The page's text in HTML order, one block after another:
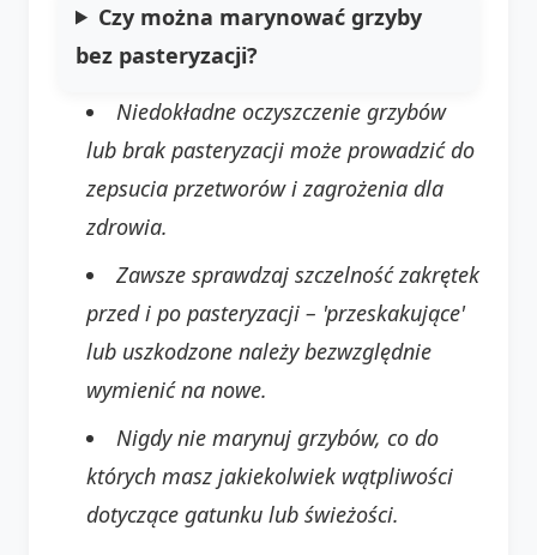
Czy można marynować grzyby
bez pasteryzacji?
Niedokładne oczyszczenie grzybów
lub brak pasteryzacji może prowadzić do
zepsucia przetworów i zagrożenia dla
zdrowia.
Zawsze sprawdzaj szczelność zakrętek
przed i po pasteryzacji – 'przeskakujące'
lub uszkodzone należy bezwzględnie
wymienić na nowe.
Nigdy nie marynuj grzybów, co do
których masz jakiekolwiek wątpliwości
dotyczące gatunku lub świeżości.